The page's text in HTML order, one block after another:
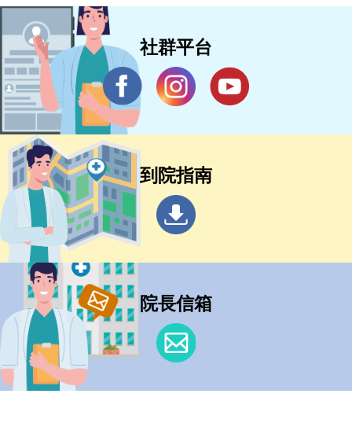
社群平台
到院指南
院長信箱